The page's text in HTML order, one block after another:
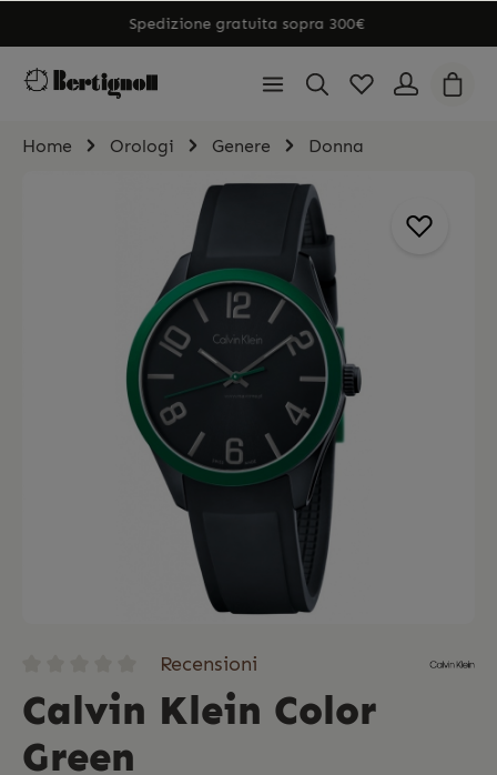
Spedizione gratuita sopra 300€
Home Orologi Genere Donna
Recensioni
Calvin Klein Color
Green